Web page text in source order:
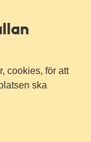
cookies, för att
ska